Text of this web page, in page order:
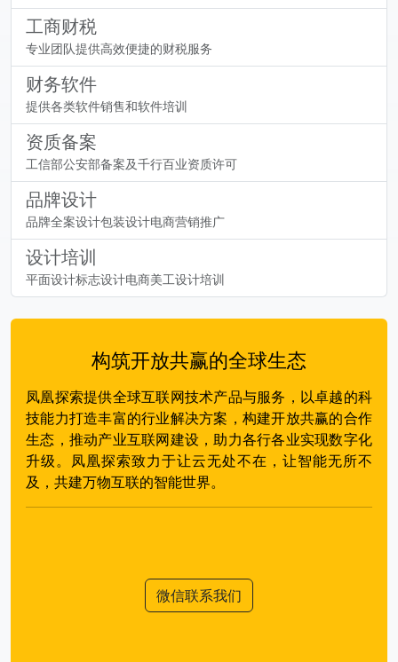
工商财税
专业团队提供高效便捷的财税服务
财务软件
提供各类软件销售和软件培训
资质备案
工信部公安部备案及千行百业资质许可
品牌设计
品牌全案设计包装设计电商营销推广
设计培训
平面设计标志设计电商美工设计培训
构筑开放共赢的全球生态
凤凰探索提供全球互联网技术产品与服务，以卓越的科
技能力打造丰富的行业解决方案，构建开放共赢的合作
生态，推动产业互联网建设，助力各行各业实现数字化
升级。凤凰探索致力于让云无处不在，让智能无所不
及，共建万物互联的智能世界。
微信联系我们